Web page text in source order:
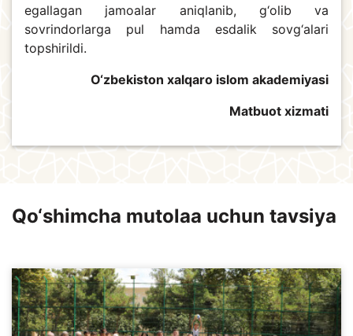
egallagan jamoalar aniqlanib, g‘olib va
sovrindorlarga pul hamda esdalik sovg‘alari
topshirildi.
O‘zbekiston xalqaro islom akademiyasi
Matbuot xizmati
Qo‘shimcha mutolaa uchun tavsiya